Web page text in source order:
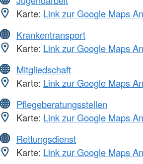
Karte: Link zur Google Maps
Krankentransport
Karte: Link zur Google Maps
Mitgliedschaft
Karte: Link zur Google Maps
Pflegeberatungsstellen
Karte: Link zur Google Maps
Rettungsdienst
Karte: Link zur Google Maps